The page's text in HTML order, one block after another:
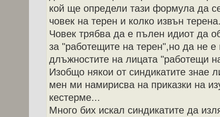
кой ще определи тази формула да
човек на терен и колко извън
Човек трябва да е пълен идиот да
за "работещите на терен",но да не е
длъжностите на лицата "работещи
Изобщо някои от синдикатите знае
мен ми намирисва на приказки на
кестерме...
Много бих искал синдикатите да